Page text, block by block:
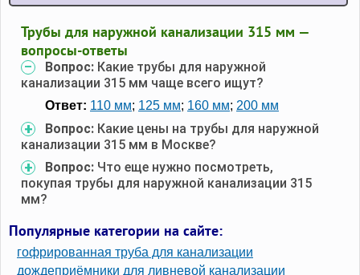
Трубы для наружной канализации 315 мм —
вопросы-ответы
Вопрос: Какие трубы для наружной
канализации 315 мм чаще всего ищут?
Ответ: 110 мм; 125 мм; 160 мм; 200 мм
Вопрос: Какие цены на трубы для наружной
канализации 315 мм в Москве?
Вопрос: Что еще нужно посмотреть,
покупая трубы для наружной канализации 315
мм?
Популярные категории на сайте:
гофрированная труба для канализации
дождеприёмники для ливневой канализации